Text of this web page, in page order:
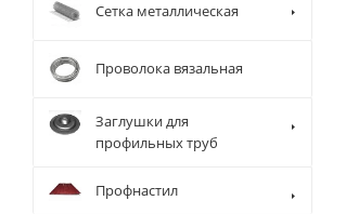
Сетка металлическая
Проволока вязальная
Заглушки для
профильных труб
Профнастил